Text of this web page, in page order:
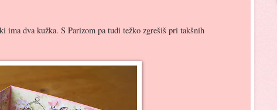
ima dva kužka. S Parizom pa tudi težko zgrešiš pri takšnih